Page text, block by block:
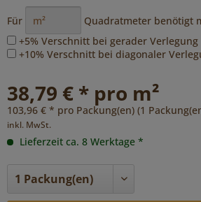
Für Quadratmeter benötigt
+5% Verschnitt bei gerader Verlegung
+10% Verschnitt bei diagonaler
38,79 € * pro m²
103,96 € * pro Packung(en) (1
inkl. MwSt.
Lieferzeit ca. 8 Werktage *